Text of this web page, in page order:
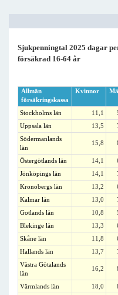
Sjukpenningtal 2025 dagar
försäkrad 16-64 år
Allmän
försäkringskassa
Kvinnor
Stockholms län 11,1
Uppsala län
13,5
Södermanlands
län
15,8
Östergötlands län 14,1
Jönköpings län
14,1
Kronobergs län
13,2
Kalmar län
13,0
Gotlands län
10,8
Blekinge län
13,3
Skåne län
11,8
Hallands län
13,7
Västra Götalands
län
16,2
Värmlands län 18,0